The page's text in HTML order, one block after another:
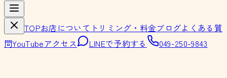
TOPお店について トリミング・料金ブログよくある質
問YouTubeアクセス LINEで予約する 049-250-9843